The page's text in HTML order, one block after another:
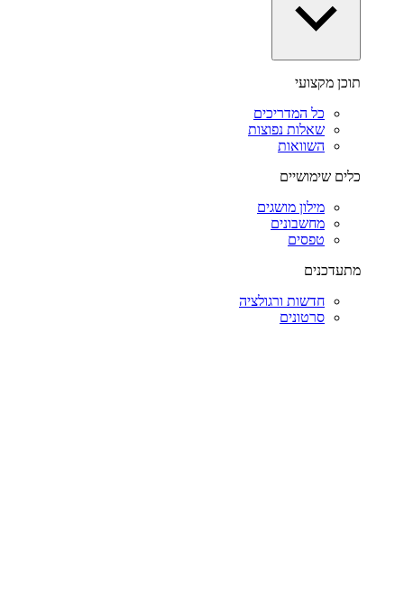
תוכן מקצועי
כל המדריכים
שאלות נפוצות
השוואות
כלים שימושיים
מילון מושגים
מחשבונים
טפסים
מתעדכנים
חדשות ורגולציה
סרטונים